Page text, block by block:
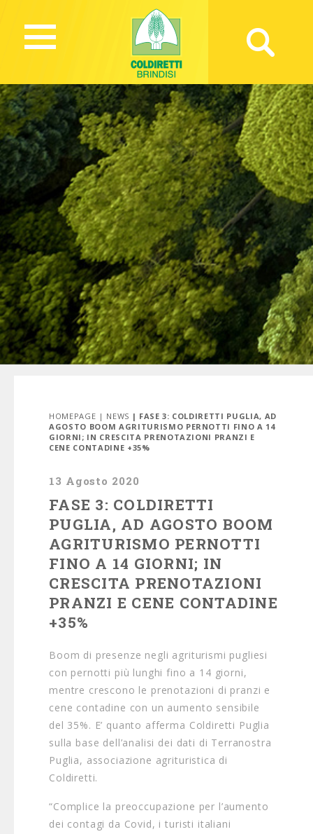
HOMEPAGE | NEWS | FASE 3: COLDIRETTI PUGLIA, AD
AGOSTO BOOM AGRITURISMO PERNOTTI FINO A 14
GIORNI; IN CRESCITA PRENOTAZIONI PRANZI E
CENE CONTADINE +35%
13 Agosto 2020
FASE 3: COLDIRETTI
PUGLIA, AD AGOSTO BOOM
AGRITURISMO PERNOTTI
FINO A 14 GIORNI; IN
CRESCITA PRENOTAZIONI
PRANZI E CENE CONTADINE
+35%
Boom di presenze negli agriturismi pugliesi
con pernotti più lunghi fino a 14 giorni,
mentre crescono le prenotazioni di pranzi e
cene contadine con un aumento sensibile
del 35%. E’ quanto afferma Coldiretti Puglia
sulla base dell’analisi dei dati di Terranostra
Puglia, associazione agrituristica di
Coldiretti.
“Complice la preoccupazione per l’aumento
dei contagi da Covid, i turisti italiani